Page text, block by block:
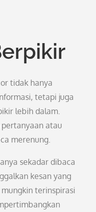
tidak hanya
tetapi juga
lebih dalam.
atau
merenung.
sekadar dibaca
kesan yang
terinspirasi